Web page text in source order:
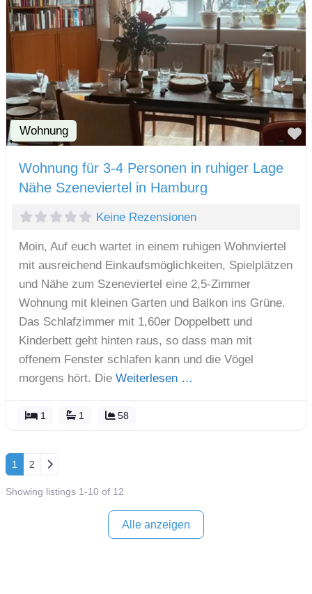
Wohnung
Wohnung für 3-4 Personen in ruhiger Lage
Nähe Szeneviertel in Hamburg
Keine Rezensionen
Moin, Auf euch wartet in einem ruhigen Wohnviertel
mit ausreichend Einkaufsmöglichkeiten, Spielplätzen
und Nähe zum Szeneviertel eine 2,5-Zimmer
Wohnung mit kleinen Garten und Balkon ins Grüne.
Das Schlafzimmer mit 1,60er Doppelbett und
Kinderbett geht hinten raus, so dass man mit
offenem Fenster schlafen kann und die Vögel
morgens hört. Die Weiterlesen …
1 1 58
Posts navigation
1 2 Ältere Beiträge
Showing listings 1-10 of 12
Alle anzeigen